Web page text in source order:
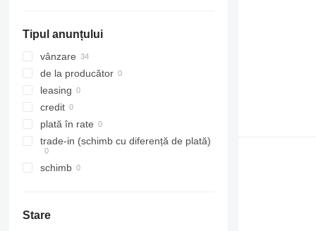
Tipul anunțului
vânzare
de la producător
leasing
credit
plată în rate
trade-in (schimb cu diferență de plată)
schimb
Stare